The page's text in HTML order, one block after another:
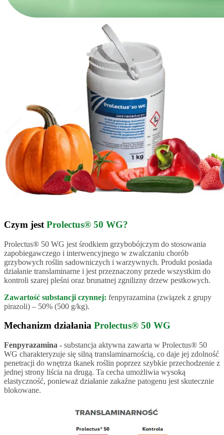
Czym jest Prolectus® 50 WG?
Prolectus® 50 WG jest środkiem grzybobójczym do stosowania
zapobiegawczego i interwencyjnego w zwalczaniu chorób
grzybowych roślin sadowniczych i warzywnych. Produkt posiada
działanie translaminarne i jest przeznaczony przede wszystkim do
kontroli szarej pleśni oraz brunatnej zgnilizny drzew pestkowych.
Zawartość substancji czynnej: fenpyrazamina (związek z grupy
pirazoli) – 50% (500 g/kg).
Mechanizm działania Prolectus® 50 WG
Fenpyrazamina - substancja aktywna zawarta w Prolectus® 50
WG charakteryzuje się silną translaminarnością, co daje jej zdolność
penetracji do wnętrza tkanek roślin poprzez szybkie przechodzenie z
jednej strony liścia na drugą. Ta cecha umożliwia wysoką
elastyczność, ponieważ działanie zakaźne patogenu jest skutecznie
blokowane.